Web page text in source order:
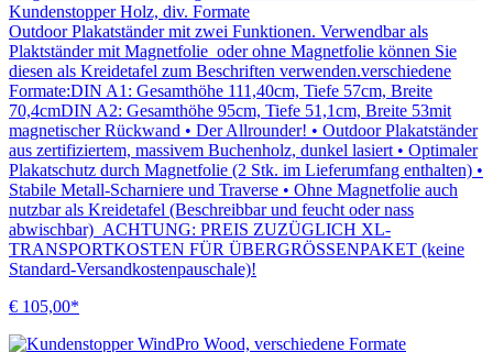
Kundenstopper Holz, div. Formate
Outdoor Plakatständer mit zwei Funktionen. Verwendbar als
Plaktständer mit Magnetfolie oder ohne Magnetfolie können Sie
diesen als Kreidetafel zum Beschriften verwenden.verschiedene
Formate:DIN A1: Gesamthöhe 111,40cm, Tiefe 57cm, Breite
70,4cmDIN A2: Gesamthöhe 95cm, Tiefe 51,1cm, Breite 53mit
magnetischer Rückwand • Der Allrounder! • Outdoor Plakatständer
aus zertifiziertem, massivem Buchenholz, dunkel lasiert • Optimaler
Plakatschutz durch Magnetfolie (2 Stk. im Lieferumfang enthalten) •
Stabile Metall-Scharniere und Traverse • Ohne Magnetfolie auch
nutzbar als Kreidetafel (Beschreibbar und feucht oder nass
abwischbar) ACHTUNG: PREIS ZUZÜGLICH XL-
TRANSPORTKOSTEN FÜR ÜBERGRÖSSENPAKET (keine
Standard-Versandkostenpauschale)!
€ 105,00*